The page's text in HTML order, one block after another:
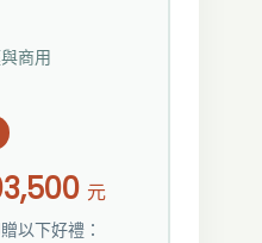
商用
元
以下好禮：